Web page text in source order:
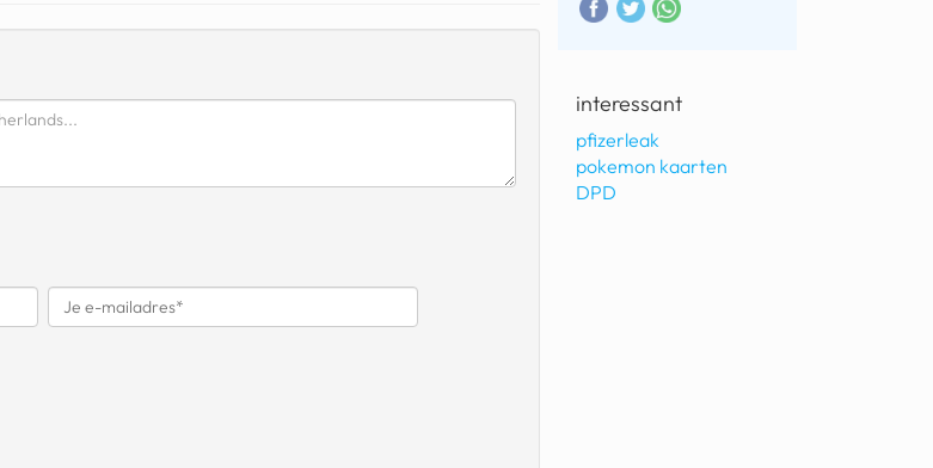
interessant
pfizerleak
pokemon kaarten
DPD